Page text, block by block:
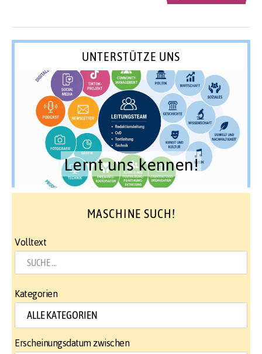
UNTERSTÜTZE UNS
Lernt uns kennen!
MASCHINE SUCH!
Volltext
Kategorien
Erscheinungsdatum zwischen